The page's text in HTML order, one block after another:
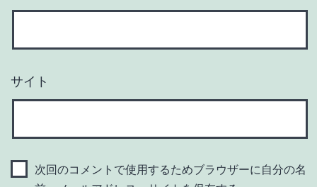
サイト
次回のコメントで使用するためブラウザーに自分の名